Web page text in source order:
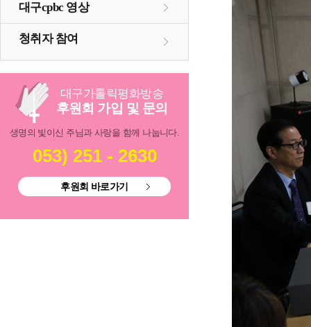
대구cpbc 영상
청취자 참여
대구가톨릭평화방송
후원회 가입 및 문의
생명의 빛이신 주님과 사랑을 함께 나눕니다.
053) 251 - 2630
후원회 바로가기